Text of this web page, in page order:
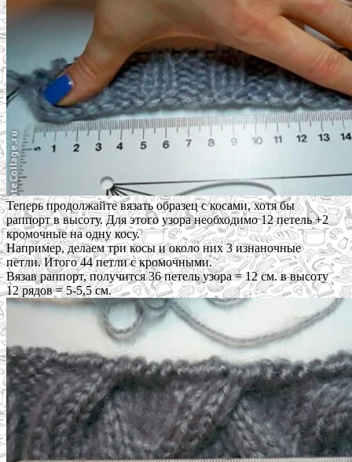
Теперь продолжайте вязать образец с косами, хотя бы
раппорт в высоту. Для этого узора необходимо 12 петель +2
кромочные на одну косу.
Например, делаем три косы и около них 3 изнаночные
петли. Итого 44 петли с кромочными.
Вязав раппорт, получится 36 петель узора = 12 см. в высоту
12 рядов = 5-5,5 см.